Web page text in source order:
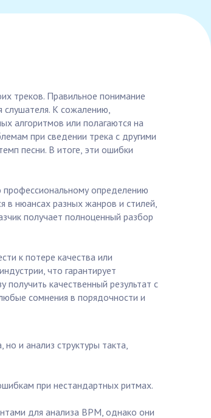
треков. Правильное понимание
слушателя. К сожалению,
алгоритмов или полагаются на
при сведении трека с другими
песни. В итоге, эти ошибки
определению
нюансах разных жанров и стилей,
получает полноценный разбор
к потере качества или
что гарантирует
качественный результат с
сомнения в порядочности и
и анализ структуры такта,
при нестандартных ритмах.
для анализа BPM, однако они